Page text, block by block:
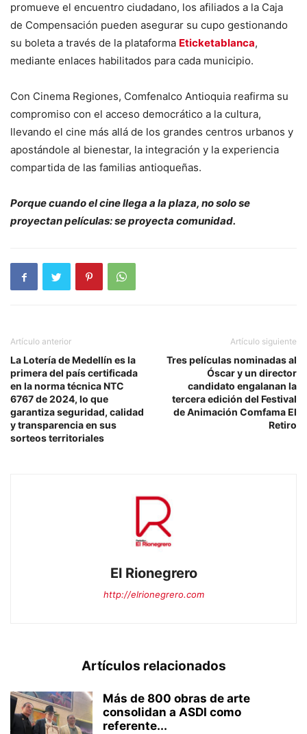
promueve el encuentro ciudadano, los afiliados a la Caja
de Compensación pueden asegurar su cupo gestionando
su boleta a través de la plataforma Eticketablanca,
mediante enlaces habilitados para cada municipio.
Con Cinema Regiones, Comfenalco Antioquia reafirma su
compromiso con el acceso democrático a la cultura,
llevando el cine más allá de los grandes centros urbanos y
apostándole al bienestar, la integración y la experiencia
compartida de las familias antioqueñas.
Porque cuando el cine llega a la plaza, no solo se
proyectan películas: se proyecta comunidad.
Artículo anterior
La Lotería de Medellín es la
primera del país certificada
en la norma técnica NTC
6767 de 2024, lo que
garantiza seguridad, calidad
y transparencia en sus
sorteos territoriales
Artículo siguiente
Tres películas nominadas al
Óscar y un director
candidato engalanan la
tercera edición del Festival
de Animación Comfama El
Retiro
El Rionegrero
http://elrionegrero.com
Artículos relacionados
Más de 800 obras de arte
consolidan a ASDI como
referente...